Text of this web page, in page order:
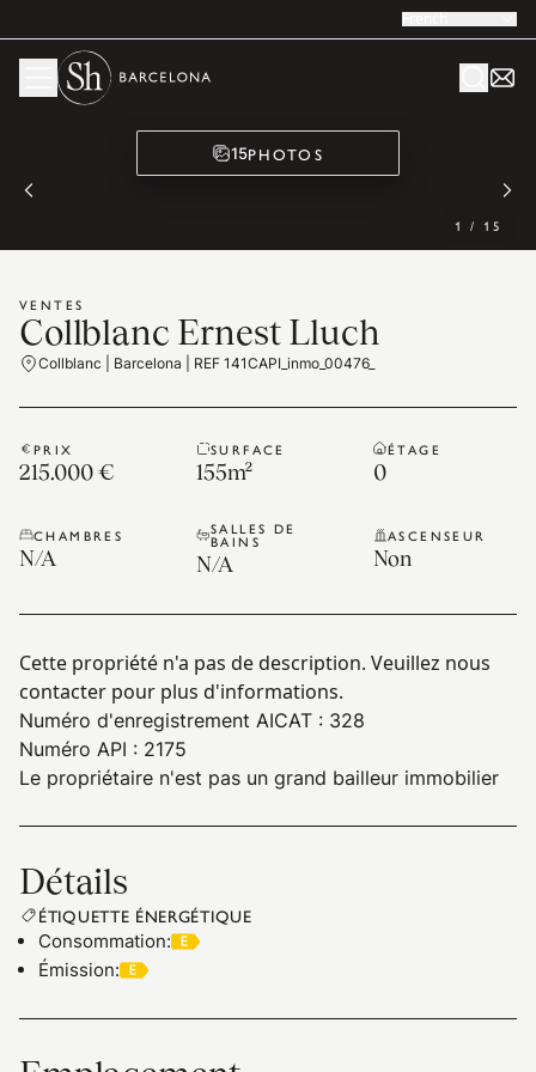
French
15PHOTOS
1 / 15
VENTES
Collblanc Ernest Lluch
Collblanc | Barcelona | REF 141CAPI_inmo_00476_
PRIX
215.000 €
SURFACE
155m²
ÉTAGE
0
CHAMBRES
N/A
SALLES DE
BAINS
N/A
ASCENSEUR
Non
Cette propriété n'a pas de description. Veuillez nous
contacter pour plus d'informations.
Numéro d'enregistrement AICAT : 328
Numéro API : 2175
Le propriétaire n'est pas un grand bailleur immobilier
Détails
ÉTIQUETTE ÉNERGÉTIQUE
Consommation:
Émission: